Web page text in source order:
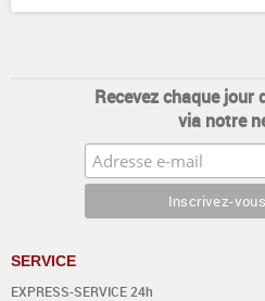
Recevez chaque jour
via notre
SERVICE
EXPRESS-SERVICE 24h